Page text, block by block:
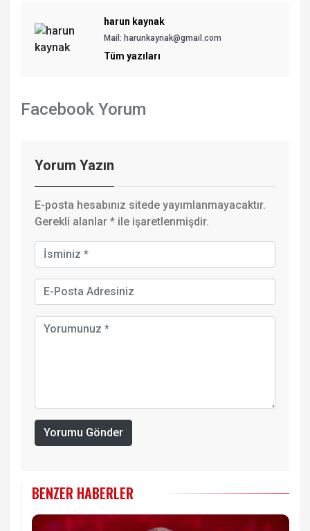
harun kaynak
Mail: harunkaynak@gmail.com
Tüm yazıları
Facebook Yorum
Yorum Yazın
E-posta hesabınız sitede yayımlanmayacaktır.
Gerekli alanlar * ile işaretlenmişdir.
Yorumu Gönder
BENZER HABERLER